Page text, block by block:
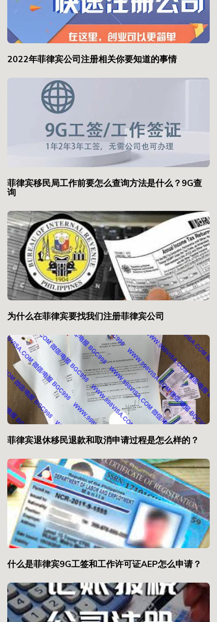
2022年菲律宾公司注册相关你要知道的事情
菲律宾移民局工作前要怎么查询方法是什么？9G查
询
为什么在菲律宾要找我们注册菲律宾公司
菲律宾退休移民退款和取消申请过程是怎么样的？
什么是菲律宾9G工签和工作许可证AEP怎么申请？